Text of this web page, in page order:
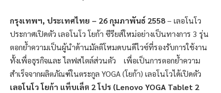
กรุงเทพฯ, ประเทศไทย – 26 กุมภาพันธ์ 2558– เลอโนโว
ประกาศเปิดตัว เลอโนโว โยก้า ซีรียส์ใหม่อย่างเป็นทางการ 3 รุ่น
ตอกย้ำความเป็นผู้นำด้านมัลติโหมดบนดีไวซ์ที่รองรับการใช้งาน
ทั้งเพื่อธุรกิจและ ไลฟสไตล์ส่วนตัว เพื่อเป็นการตอกย้ำความ
สำเร็จจากผลิตภัณฑ์ในตระกูล YOGA (โยก้า) เลอโนโวได้เปิดตัว
เลอโนโว โยก้า แท็บเล็ต 2 โปร (Lenovo YOGA Tablet 2